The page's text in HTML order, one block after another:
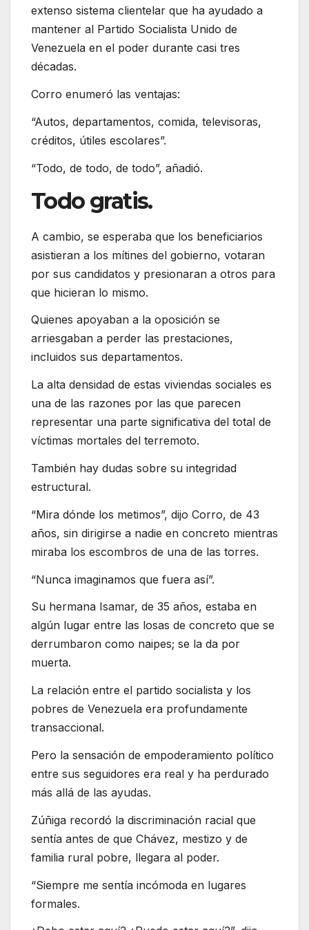
extenso sistema clientelar que ha ayudado a
mantener al Partido Socialista Unido de
Venezuela en el poder durante casi tres
décadas.
Corro enumeró las ventajas:
“Autos, departamentos, comida, televisoras,
créditos, útiles escolares”.
“Todo, de todo, de todo”, añadió.
Todo gratis.
A cambio, se esperaba que los beneficiarios
asistieran a los mítines del gobierno, votaran
por sus candidatos y presionaran a otros para
que hicieran lo mismo.
Quienes apoyaban a la oposición se
arriesgaban a perder las prestaciones,
incluidos sus departamentos.
La alta densidad de estas viviendas sociales es
una de las razones por las que parecen
representar una parte significativa del total de
víctimas mortales del terremoto.
También hay dudas sobre su integridad
estructural.
“Mira dónde los metimos”, dijo Corro, de 43
años, sin dirigirse a nadie en concreto mientras
miraba los escombros de una de las torres.
“Nunca imaginamos que fuera así”.
Su hermana Isamar, de 35 años, estaba en
algún lugar entre las losas de concreto que se
derrumbaron como naipes; se la da por
muerta.
La relación entre el partido socialista y los
pobres de Venezuela era profundamente
transaccional.
Pero la sensación de empoderamiento político
entre sus seguidores era real y ha perdurado
más allá de las ayudas.
Zúñiga recordó la discriminación racial que
sentía antes de que Chávez, mestizo y de
familia rural pobre, llegara al poder.
“Siempre me sentía incómoda en lugares
formales.